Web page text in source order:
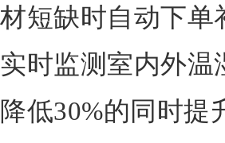
材短缺时自动下单
实时监测室内外温
降低30%的同时提